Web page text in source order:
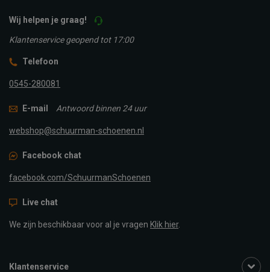
Wij helpen je graag!
Klantenservice geopend tot 17:00
Telefoon
0545-280081
E-mail Antwoord binnen 24 uur
webshop@schuurman-schoenen.nl
Facebook chat
facebook.com/SchuurmanSchoenen
Live chat
We zijn beschikbaar voor al je vragen Klik hier.
Klantenservice